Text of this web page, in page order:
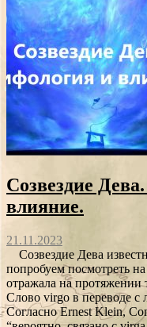
Созвездие
влияние.
21.11.2023
Созвездие Дева
попробуем посмотреть
отражала на
Cлово virgo в переводе с
Согласно Ernest Klein,